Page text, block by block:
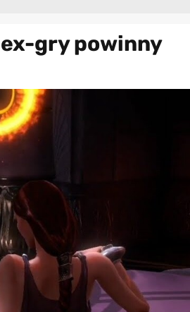
gry powinny